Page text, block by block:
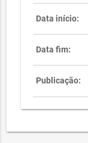
Data início:
Data fim:
Publicação: